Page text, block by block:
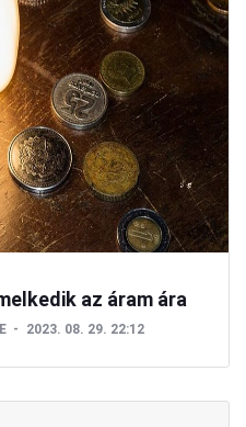
az áram ára
2023. 08. 29. 22:12